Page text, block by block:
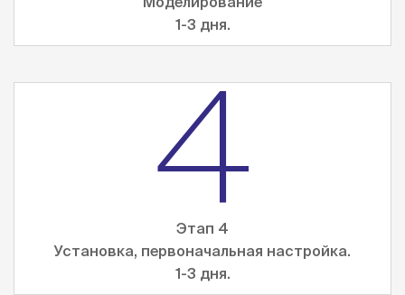
1-3 дня.
4
Этап 4
Установка, первоначальная настройка.
1-3 дня.